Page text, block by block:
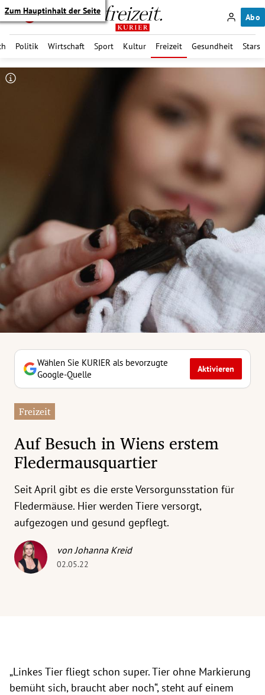
Zum Hauptinhalt der Seite
Abo
Politik Wirtschaft Sport Kultur Freizeit Gesundheit Stars
Untermenü
Untermenü
Untermenü
Untermenü
Untermenü
Untermenü
Untermenü
Untermenü
Untermenü
Wählen Sie KURIER als bevorzugte
Google-Quelle
Aktivieren
Freizeit
Auf Besuch in Wiens erstem
Fledermausquartier
Seit April gibt es die erste Versorgunsstation für
Fledermäuse. Hier werden Tiere versorgt,
aufgezogen und gesund gepflegt.
von Johanna Kreid
02.05.22
„Linkes Tier fliegt schon super. Tier ohne Markierung
bemüht sich, braucht aber noch“, steht auf einem